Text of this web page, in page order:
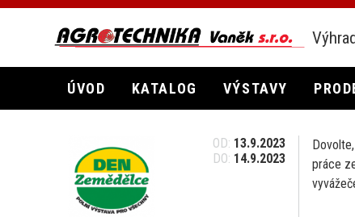
ÚVOD KATALOG VÝSTAVY
OD: 13.9.2023
DO: 14.9.2023
práce